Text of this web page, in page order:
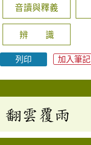
音讀與釋義
辨 識
列印 加入筆記
翻雲覆雨